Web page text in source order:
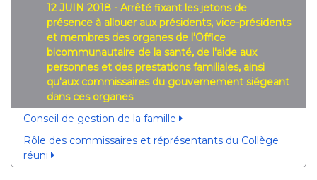
12 JUIN 2018 - Arrêté fixant les jetons de
présence à allouer aux présidents, vice-présidents
et membres des organes de l'Office
bicommunautaire de la santé, de l'aide aux
personnes et des prestations familiales, ainsi
qu'aux commissaires du gouvernement siégeant
dans ces organes
Conseil de gestion de la famille
Rôle des commissaires et réprésentants du Collège
réuni